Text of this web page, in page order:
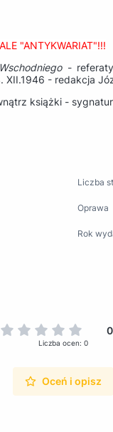
"ANTYKWARIAT"!!!
-
XII.1946 - redakcja
książki -
Liczba
Oprawa
Rok
Liczba ocen: 0
Oceń i opisz